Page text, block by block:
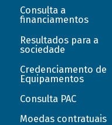
Consulta a
financiamentos
Resultados para a
sociedade
Credenciamento de
Equipamentos
Consulta PAC
Moedas contratuais